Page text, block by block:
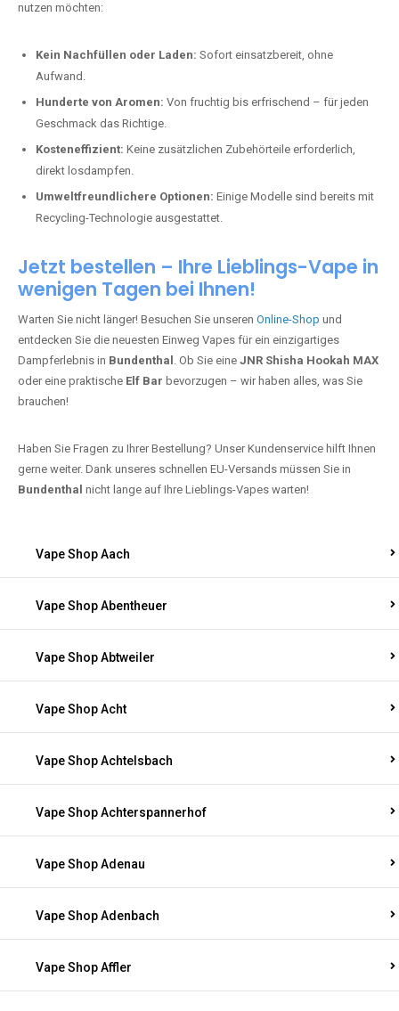
nutzen möchten:
Kein Nachfüllen oder Laden: Sofort einsatzbereit, ohne
Aufwand.
Hunderte von Aromen: Von fruchtig bis erfrischend – für jeden
Geschmack das Richtige.
Kosteneffizient: Keine zusätzlichen Zubehörteile erforderlich,
direkt losdampfen.
Umweltfreundlichere Optionen: Einige Modelle sind bereits mit
Recycling-Technologie ausgestattet.
Jetzt bestellen – Ihre Lieblings-Vape in
wenigen Tagen bei Ihnen!
Warten Sie nicht länger! Besuchen Sie unseren Online-Shop und
entdecken Sie die neuesten Einweg Vapes für ein einzigartiges
Dampferlebnis in Bundenthal . Ob Sie eine JNR Shisha Hookah MAX
oder eine praktische Elf Bar bevorzugen – wir haben alles, was Sie
brauchen!
Haben Sie Fragen zu Ihrer Bestellung? Unser Kundenservice hilft Ihnen
gerne weiter. Dank unseres schnellen EU-Versands müssen Sie in
Bundenthal nicht lange auf Ihre Lieblings-Vapes warten!
Vape Shop Aach
Vape Shop Abentheuer
Vape Shop Abtweiler
Vape Shop Acht
Vape Shop Achtelsbach
Vape Shop Achterspannerhof
Vape Shop Adenau
Vape Shop Adenbach
Vape Shop Affler